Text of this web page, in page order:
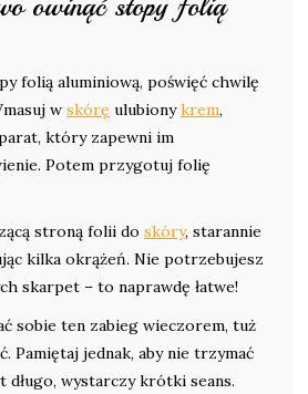
folią aluminiową, poświęć chwilę
w skórę ulubionykrem,
który zapewni im
Potem przygotuj folię
stroną folii do skóry, starannie
kilka okrążeń. Nie potrzebujesz
skarpet – to naprawdę łatwe!
sobie ten zabieg wieczorem, tuż
Pamiętaj jednak, aby nie trzymać
długo, wystarczy krótki seans.